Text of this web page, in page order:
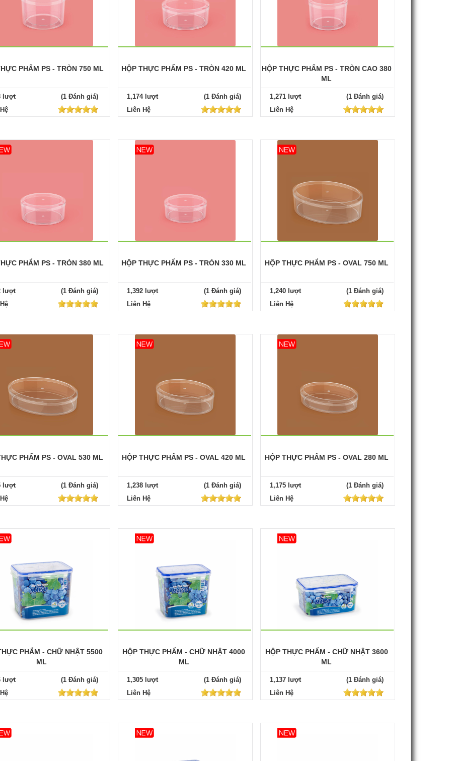
PHẨM PS - TRÒN 750 ML
lượt
(1 Đánh giá)
HỘP THỰC PHẨM PS - TRÒN 420 ML
1,174 lượt
(1 Đánh giá)
Liên Hệ
HỘP THỰC PHẨM PS - TRÒN CAO 380
ML
1,271 lượt
(1 Đánh giá)
Liên Hệ
PHẨM PS - TRÒN 380 ML
lượt
(1 Đánh giá)
HỘP THỰC PHẨM PS - TRÒN 330 ML
1,392 lượt
(1 Đánh giá)
Liên Hệ
HỘP THỰC PHẨM PS - OVAL 750 ML
1,240 lượt
(1 Đánh giá)
Liên Hệ
PHẨM PS - OVAL 530 ML
lượt
(1 Đánh giá)
HỘP THỰC PHẨM PS - OVAL 420 ML
1,238 lượt
(1 Đánh giá)
Liên Hệ
HỘP THỰC PHẨM PS - OVAL 280 ML
1,175 lượt
(1 Đánh giá)
Liên Hệ
PHẨM - CHỮ NHẬT 5500
ML
lượt
(1 Đánh giá)
HỘP THỰC PHẨM - CHỮ NHẬT 4000
ML
1,305 lượt
(1 Đánh giá)
Liên Hệ
HỘP THỰC PHẨM - CHỮ NHẬT 3600
ML
1,137 lượt
(1 Đánh giá)
Liên Hệ